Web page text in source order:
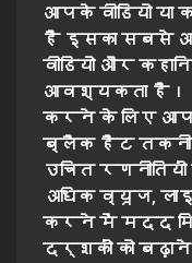
आपके वीडियो या
है इसका सबसे
वीडियो और
आवश्यकता है।
करने के लिए
ब्लैक हैट तकनीकों
उचित
अधिक व्यूज,
करने में मदद
दर्शकों को